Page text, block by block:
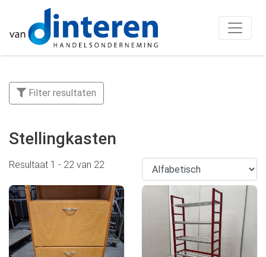
Filter resultaten
Stellingkasten
Resultaat 1 - 22 van 22